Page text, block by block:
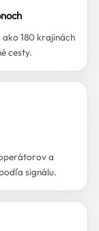
180 krajinách
cesty.
a
signálu.